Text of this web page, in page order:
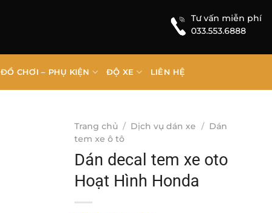
Tư vấn miễn phí
033.553.6888
ĐỒ CHƠI – PHỤ KIỆN ĐỘ XE LIÊN HỆ
Trang chủ / Dịch vụ dán xe / Dán
tem xe ô tô
Dán decal tem xe oto
Hoạt Hình Honda